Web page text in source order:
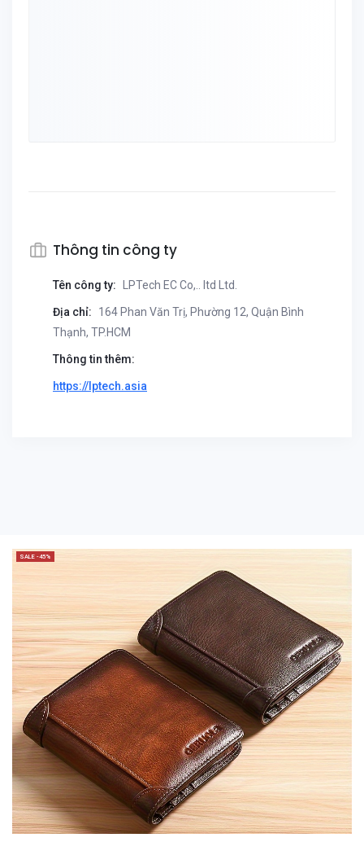
Thông tin công ty
Tên công ty: LPTech EC Co,.. ltd Ltd.
Địa chỉ:
164 Phan Văn Trị, Phường 12, Quận Bình
Thạnh, TP.HCM
Thông tin thêm:
https://lptech.asia
SALE -45%